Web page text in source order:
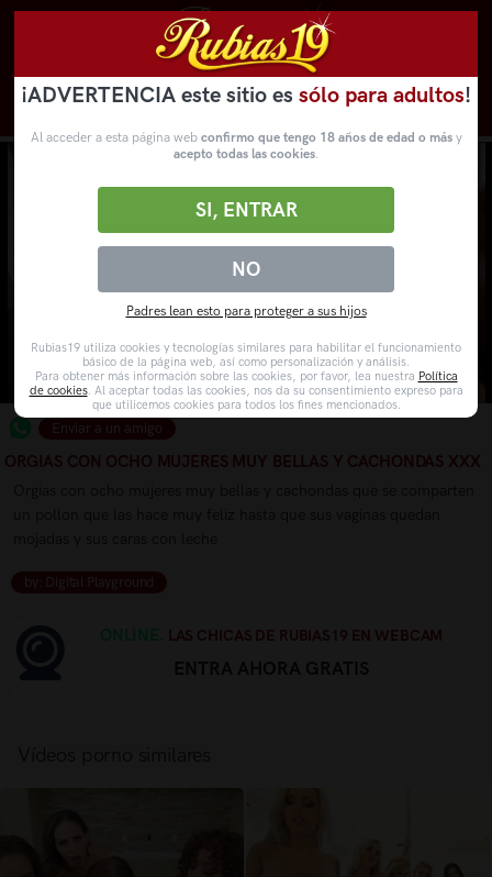
Enviar a un amigo
ORGIAS CON OCHO MUJERES MUY BELLAS Y CACHONDAS XXX
by: Digital Playground
ONLINE. LAS CHICAS DE RUBIAS19 EN WEBCAM
¡ADVERTENCIA este sitio es sólo para adultos!
Al acceder a esta página web confirmo que tengo 18 años de edad o másy
acepto todas las cookies.
NO
SI, ENTRAR
Padres lean esto para proteger a sus hijos
Rubias19 utiliza cookies y tecnologías similares para habilitar el funcionamiento
básico de la página web, así como personalización y análisis.
Para obtener más información sobre las cookies, por favor, lea nuestra Política
de cookies. Al aceptar todas las cookies, nos da su consentimiento expreso para
que utilicemos cookies para todos los fines mencionados.